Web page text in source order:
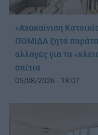
«Ανακαίνιση
ΠΟΜΙΔΑ ζητά
αλλαγές για τα
σπίτια
05/08/2026 - 18:07